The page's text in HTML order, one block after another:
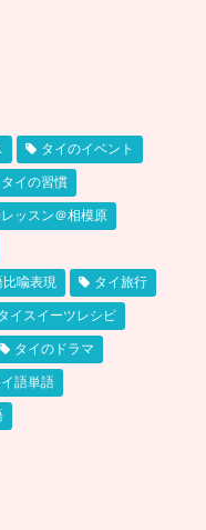
タイのイベント
タイの習慣
ッスン＠相模原
比喩表現 タイ旅行
イスイーツレシピ
タイのドラマ
語単語